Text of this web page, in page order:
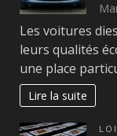
Les voitures
leurs qualités
une place
Lire la suite